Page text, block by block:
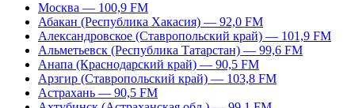
Москва — 100,9 FM
Абакан (Республика Хакасия) — 92,0 FM
Александровское (Ставропольский край) — 101,9 FM
Альметьевск (Республика Татарстан) — 99,6 FM
Анапа (Краснодарский край) — 90,5 FM
Арзгир (Ставропольский край) — 103,8 FM
Астрахань — 90,5 FM